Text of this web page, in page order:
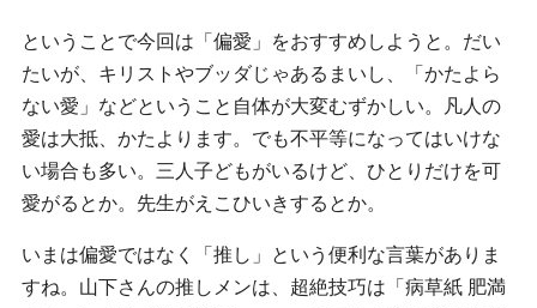
ということで今回は「偏愛」をおすすめしようと。だい
たいが、キリストやブッダじゃあるまいし、「かたよら
ない愛」などということ自体が大変むずかしい。凡人の
愛は大抵、かたよります。でも不平等になってはいけな
い場合も多い。三人子どもがいるけど、ひとりだけを可
愛がるとか。先生がえこひいきするとか。
いまは偏愛ではなく「推し」という便利な言葉がありま
すね。山下さんの推しメンは、超絶技巧は「病草紙 肥満